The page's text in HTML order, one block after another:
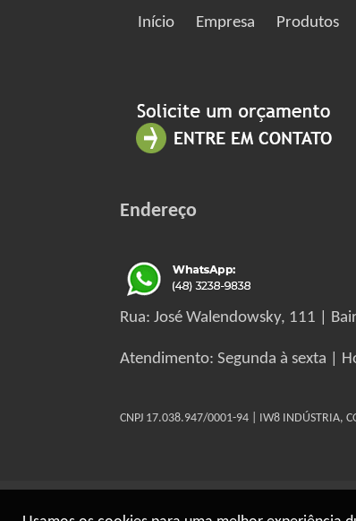
Início Empresa Produtos
Endereço
Rua: José Walendowsky, 111 |
Atendimento: Segunda à sexta |
CNPJ 17.038.947/0001-94 | IW8 INDÚSTRIA,